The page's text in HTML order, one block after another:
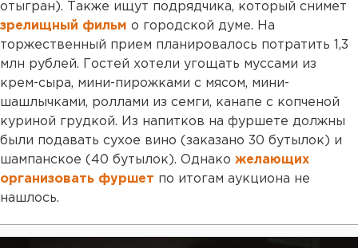
отыгран). Также ищут подрядчика, который снимет
зрелищный фильм о городской думе. На
торжественный прием планировалось потратить 1,3
млн рублей. Гостей хотели угощать муссами из
крем-сыра, мини-пирожками с мясом, мини-
шашлычками, роллами из семги, канапе с копченой
куриной грудкой. Из напитков на фуршете должны
были подавать сухое вино (заказано 30 бутылок) и
шампанское (40 бутылок). Однако желающих
организовать фуршет по итогам аукциона не
нашлось.